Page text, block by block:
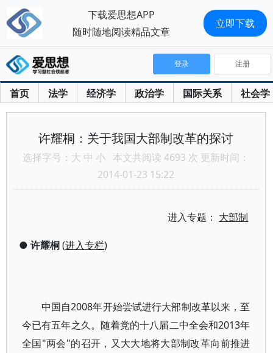
首页 法学 经济学 政治学 国际关系 社会学
登录 注册
许耀桐：关于我国大部制改革的探讨
选择字号： 大 中 小 本文共阅读 4693 次 更新时间：
2014-01-23 15:22
进入专题： 大部制
● 许耀桐(进入专栏)
中国自2008年开始尝试进行大部制改革以来，至
今已有五年之久。随着党的十八届二中全会和2013年
全国"两会"的召开，又大大地将大部制改革向前推进
下载爱思想APP
随时随地阅读精品文章
立即下载